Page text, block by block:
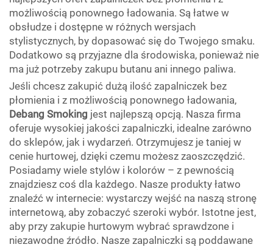
możliwością ponownego ładowania. Są łatwe w
obsłudze i dostępne w różnych wersjach
stylistycznych, by dopasować się do Twojego smaku.
Dodatkowo są przyjazne dla środowiska, ponieważ nie
ma już potrzeby zakupu butanu ani innego paliwa.
Jeśli chcesz zakupić dużą ilość zapalniczek bez
płomienia i z możliwością ponownego ładowania,
Debang Smoking jest najlepszą opcją. Nasza firma
oferuje wysokiej jakości zapalniczki, idealne zarówno
do sklepów, jak i wydarzeń. Otrzymujesz je taniej w
cenie hurtowej, dzięki czemu możesz zaoszczędzić.
Posiadamy wiele stylów i kolorów – z pewnością
znajdziesz coś dla każdego. Nasze produkty łatwo
znaleźć w internecie: wystarczy wejść na naszą stronę
internetową, aby zobaczyć szeroki wybór. Istotne jest,
aby przy zakupie hurtowym wybrać sprawdzone i
niezawodne źródło. Nasze zapalniczki są poddawane